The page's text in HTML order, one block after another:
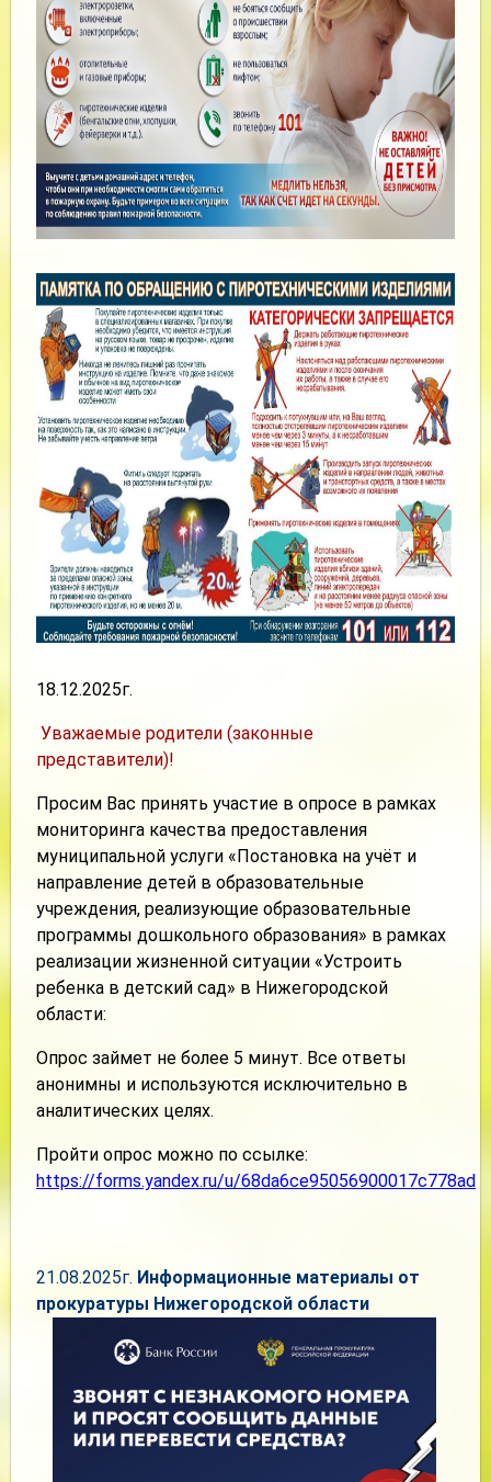
18.12.2025г.
Уважаемые родители (законные
представители)!
Просим Вас принять участие в опросе в рамках
мониторинга качества предоставления
муниципальной услуги «Постановка на учёт и
направление детей в образовательные
учреждения, реализующие образовательные
программы дошкольного образования» в рамках
реализации жизненной ситуации «Устроить
ребенка в детский сад» в Нижегородской
области:
Опрос займет не более 5 минут. Все ответы
анонимны и используются исключительно в
аналитических целях.
Пройти опрос можно по ссылке:
https://forms.yandex.ru/u/68da6ce95056900017c778ad
21.08.2025г. Информационные материалы от
прокуратуры Нижегородской области